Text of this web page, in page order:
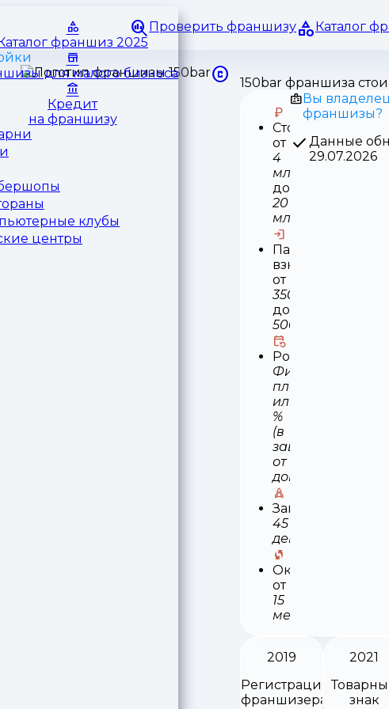
Проверить франшизу Каталог
франшиз 2025
для малого бизнеса
Кредит
на франшизу
клубы
центры
150bar франшиза
Стоимость
от
4
млн
до
20
млн
Паушальный
взнос
от
350
до
500
Роялти
Фиксированный
платеж
или
%
(в
зависимости
от
договора)
Запуск
45
деней
Окупаемость
от
15
месяцев
Вы
франшизы?
Данные
29.07.2026
2019
Регистрация
франшизера
2021
знак